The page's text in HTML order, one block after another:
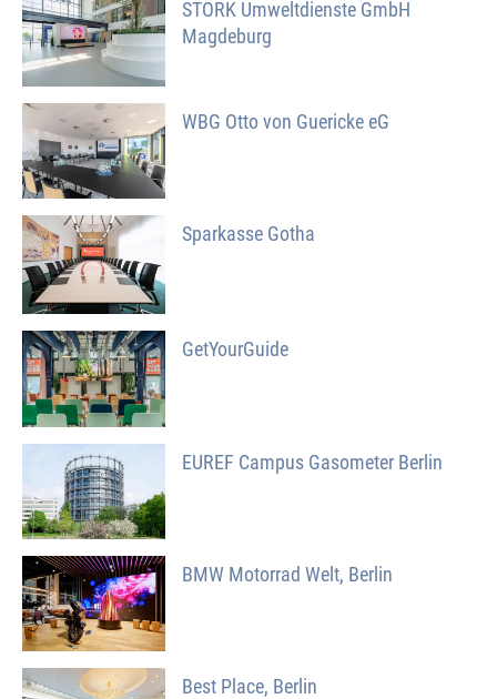
STORK Umweltdienste GmbH
Magdeburg
WBG Otto von Guericke eG
Sparkasse Gotha
GetYourGuide
EUREF Campus Gasometer Berlin
BMW Motorrad Welt, Berlin
Best Place, Berlin